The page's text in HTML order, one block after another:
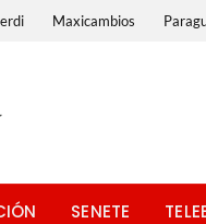
Maxicambios
SENETE